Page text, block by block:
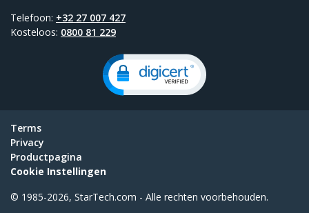
Telefoon: +32 27 007 427
Kosteloos: 0800 81 229
Terms
Privacy
Productpagina
Cookie Instellingen
© 1985-2026, StarTech.com - Alle rechten voorbehouden.